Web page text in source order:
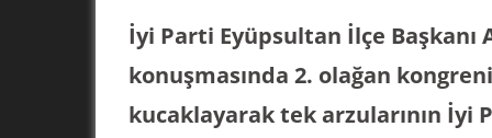
İyi Parti Eyüpsultan İlçe Başkanı
konuşmasında 2. olağan
kucaklayarak tek arzularının İyi